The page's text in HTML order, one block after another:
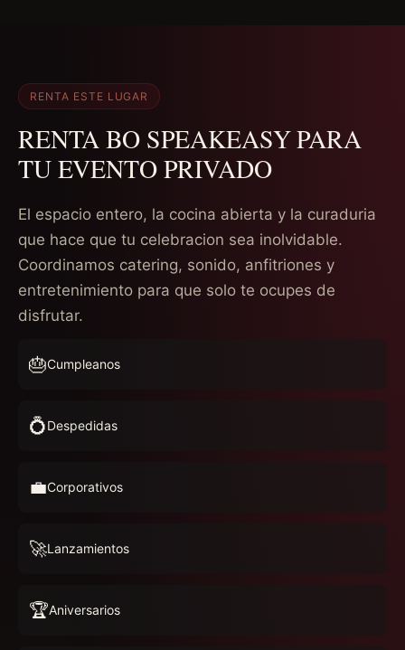
RENTA ESTE LUGAR
RENTA BO SPEAKEASY PARA
TU EVENTO PRIVADO
El espacio entero, la cocina abierta y la curaduria
que hace que tu celebracion sea inolvidable.
Coordinamos catering, sonido, anfitriones y
entretenimiento para que solo te ocupes de
disfrutar.
🎂Cumpleanos
💍Despedidas
💼Corporativos
🚀Lanzamientos
🏆Aniversarios